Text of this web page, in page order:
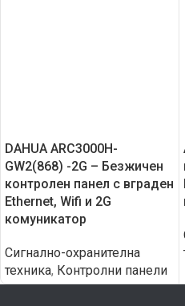
DAHUA ARC3000H-
GW2(868) -2G – Безжичен
контролен панел с вграден
Еthernet, Wifi и 2G
комуникатор
Сигнално-охранителна
техника, Контролни панели